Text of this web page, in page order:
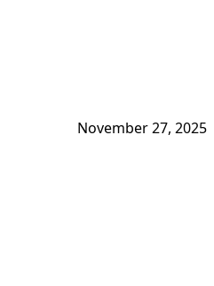
November 27, 2025